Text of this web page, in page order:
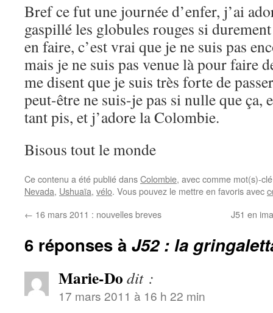
Bref ce fut une journée d’enfer, j’ai
gaspillé les globules rouges si
en faire, c’est vrai que je ne suis pas
mais je ne suis pas venue là pour faire
me disent que je suis très forte de
peut-être ne suis-je pas si nulle que ça,
tant pis, et j’adore la Colombie.
Bisous tout le monde
Ce contenu a été publié dansColombie, avec comme mot(s)-
Nevada, Ushuaïa, vélo. Vous pouvez le mettre en favoris avec
← 16 mars 2011 : nouvelles breves J51 en
6 réponses à J52 : la
Marie-Do dit :
17 mars 2011 à 16 h 22 min